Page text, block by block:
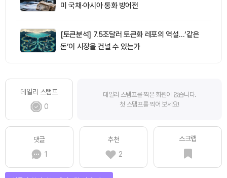
미 국채·아시아 통화 방어전
[토큰분석] 7.5조달러 토큰화 레포의 역설…‘같은
돈’이 시장을 건널 수 있는가
데일리 스탬프
0
데일리 스탬프를 찍은 회원이 없습니다.
첫 스탬프를 찍어 보세요!
댓글
1
추천
2
스크랩